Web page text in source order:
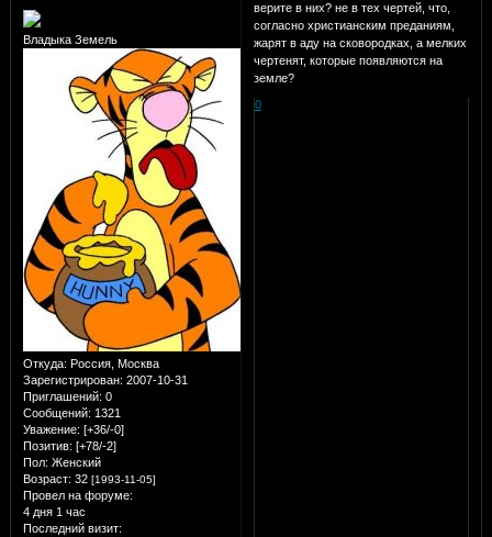
Владыка Земель
Откуда: Россия, Москва
Зарегистрирован: 2007-10-31
Приглашений: 0
Сообщений: 1321
Уважение: [+36/-0]
Позитив: [+78/-2]
Пол: Женский
Возраст: 32 [1993-11-05]
Провел на форуме:
4 дня 1 час
Последний визит:
верите в них? не в тех чертей, что,
согласно христианским преданиям,
жарят в аду на сковородках, а мелких
чертенят, которые появляются на
земле?
0